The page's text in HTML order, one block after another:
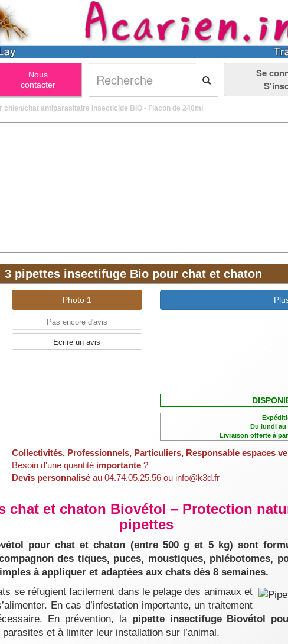
Nous
contacter
Se
chien/chat antiparasitaire insecticide BIO - Flacon de 240ml
3 pipettes insectifuge Bio pour chat et chaton
Photo 1
Pas encore d'avis
Ecrire un avis
Du lundi au
Livraison offerte à
Collectivités, Professionnels, Particuliers, Responsable espaces
Besoin d'une quantité importante?
Devis personnaliséau 04.74.05.25.56 ou info@k3d.fr
chat et chaton Biovétol – Protection
pipettes
pour chat et chaton (entre 500 g et 5 kg) sont
des tiques, puces, moustiques, phlébotomes,
à appliquer et adaptées aux chats dès 8 semaines.
se réfugient facilement dans le pelage des animaux et
En cas d’infestation importante, un traitement
En prévention, la pipette insectifuge Biovétol
et à limiter leur installation sur l’animal.